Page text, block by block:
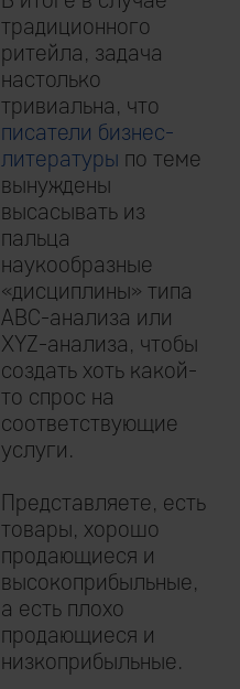
традиционного
ритейла, задача
настолько
тривиальна, что
писатели бизнес-
литературы по теме
вынуждены
высасывать из
пальца
наукообразные
«дисциплины» типа
ABС-анализа или
XYZ-анализа, чтобы
создать хоть какой-
то спрос на
соответствующие
услуги.
Представляете, есть
товары, хорошо
продающиеся и
высокоприбыльные,
а есть плохо
продающиеся и
низкоприбыльные.